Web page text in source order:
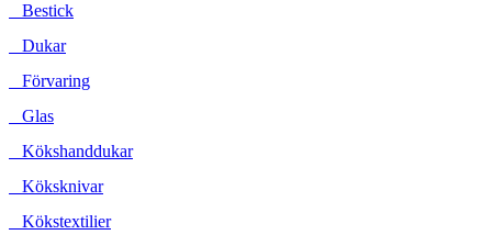
Bestick
Dukar
Förvaring
Glas
Kökshanddukar
Köksknivar
Kökstextilier